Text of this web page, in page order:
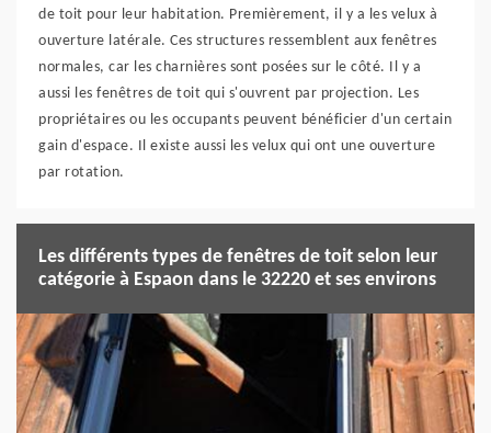
de toit pour leur habitation. Premièrement, il y a les velux à
ouverture latérale. Ces structures ressemblent aux fenêtres
normales, car les charnières sont posées sur le côté. Il y a
aussi les fenêtres de toit qui s'ouvrent par projection. Les
propriétaires ou les occupants peuvent bénéficier d'un certain
gain d'espace. Il existe aussi les velux qui ont une ouverture
par rotation.
Les différents types de fenêtres de toit selon leur
catégorie à Espaon dans le 32220 et ses environs